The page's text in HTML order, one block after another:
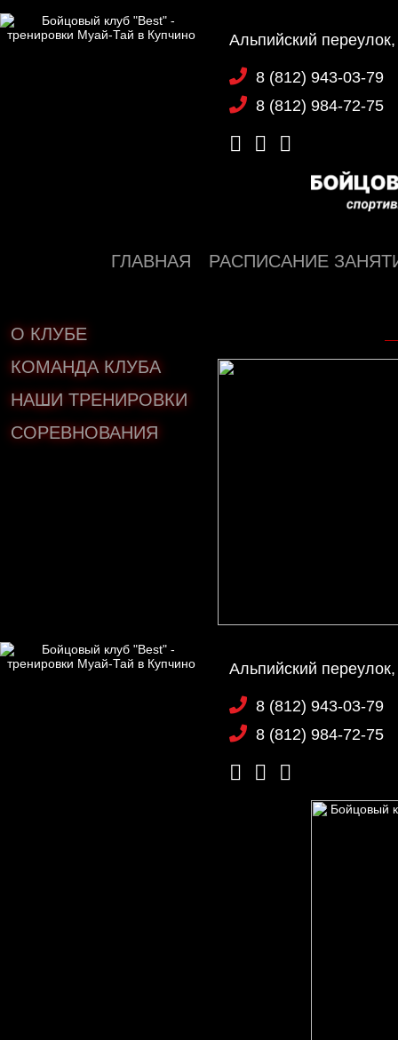
Альпийский
8 (812) 943-03-79
8 (812) 984-72-75
ГЛАВНАЯ РАСПИСАНИЕ
О КЛУБЕ
КОМАНДА КЛУБА
НАШИ ТРЕНИРОВКИ
СОРЕВНОВАНИЯ
Альпийский
8 (812) 943-03-79
8 (812) 984-72-75